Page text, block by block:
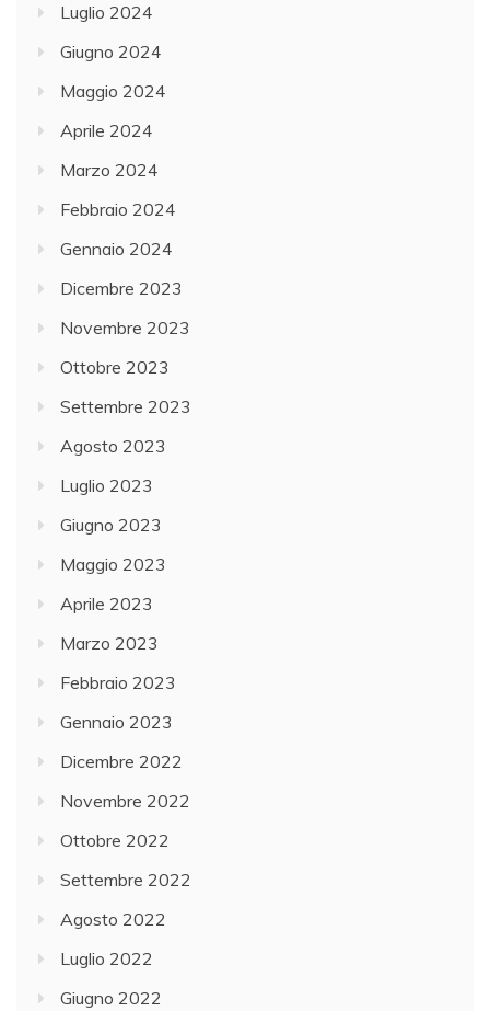
Luglio 2024
Giugno 2024
Maggio 2024
Aprile 2024
Marzo 2024
Febbraio 2024
Gennaio 2024
Dicembre 2023
Novembre 2023
Ottobre 2023
Settembre 2023
Agosto 2023
Luglio 2023
Giugno 2023
Maggio 2023
Aprile 2023
Marzo 2023
Febbraio 2023
Gennaio 2023
Dicembre 2022
Novembre 2022
Ottobre 2022
Settembre 2022
Agosto 2022
Luglio 2022
Giugno 2022